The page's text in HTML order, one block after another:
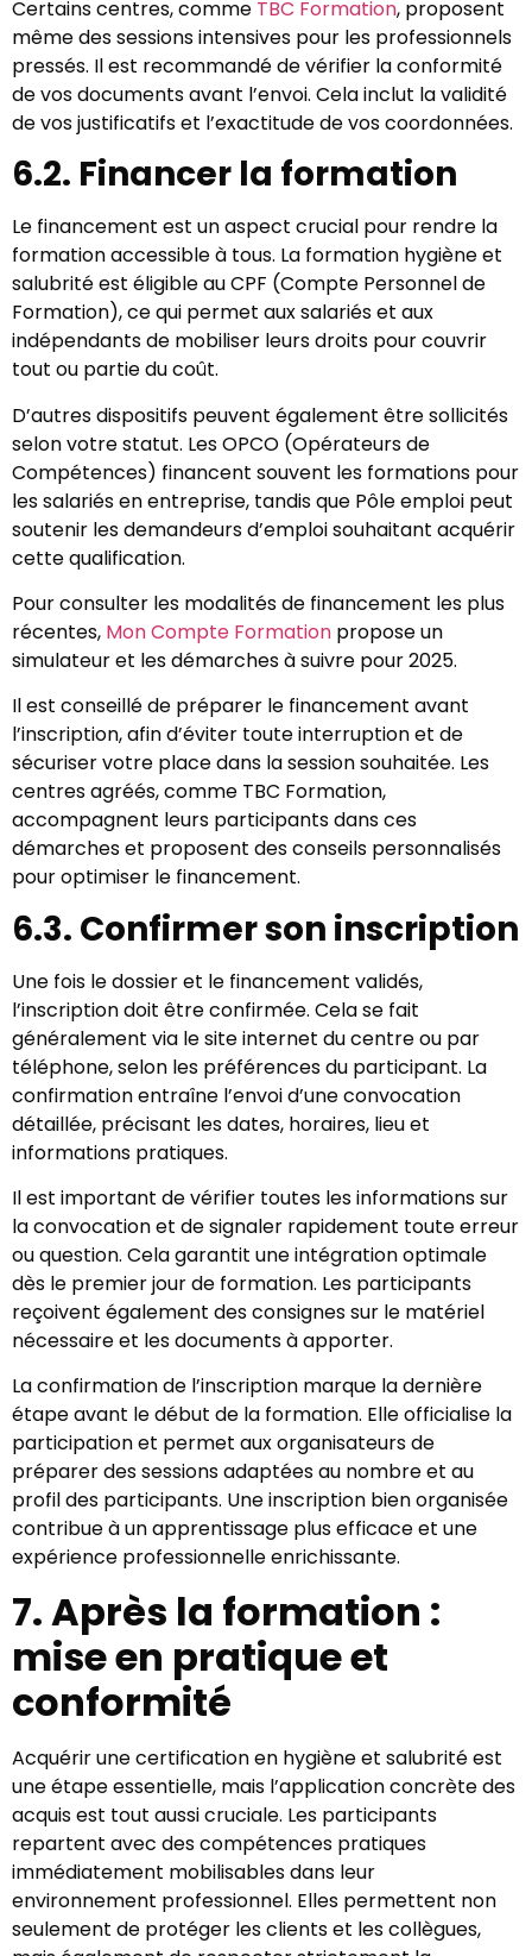
Certains centres, comme TBC Formation, proposent
même des sessions intensives pour les professionnels
pressés. Il est recommandé de vérifier la conformité
de vos documents avant l’envoi. Cela inclut la validité
de vos justificatifs et l’exactitude de vos coordonnées.
6.2. Financer la formation
Le financement est un aspect crucial pour rendre la
formation accessible à tous. La formation hygiène et
salubrité est éligible au CPF (Compte Personnel de
Formation), ce qui permet aux salariés et aux
indépendants de mobiliser leurs droits pour couvrir
tout ou partie du coût.
D’autres dispositifs peuvent également être sollicités
selon votre statut. Les OPCO (Opérateurs de
Compétences) financent souvent les formations pour
les salariés en entreprise, tandis que Pôle emploi peut
soutenir les demandeurs d’emploi souhaitant acquérir
cette qualification.
Pour consulter les modalités de financement les plus
récentes, Mon Compte Formation propose un
simulateur et les démarches à suivre pour 2025.
Il est conseillé de préparer le financement avant
l’inscription, afin d’éviter toute interruption et de
sécuriser votre place dans la session souhaitée. Les
centres agréés, comme TBC Formation,
accompagnent leurs participants dans ces
démarches et proposent des conseils personnalisés
pour optimiser le financement.
6.3. Confirmer son inscription
Une fois le dossier et le financement validés,
l’inscription doit être confirmée. Cela se fait
généralement via le site internet du centre ou par
téléphone, selon les préférences du participant. La
confirmation entraîne l’envoi d’une convocation
détaillée, précisant les dates, horaires, lieu et
informations pratiques.
Il est important de vérifier toutes les informations sur
la convocation et de signaler rapidement toute erreur
ou question. Cela garantit une intégration optimale
dès le premier jour de formation. Les participants
reçoivent également des consignes sur le matériel
nécessaire et les documents à apporter.
La confirmation de l’inscription marque la dernière
étape avant le début de la formation. Elle officialise la
participation et permet aux organisateurs de
préparer des sessions adaptées au nombre et au
profil des participants. Une inscription bien organisée
contribue à un apprentissage plus efficace et une
expérience professionnelle enrichissante.
7. Après la formation :
mise en pratique et
conformité
Acquérir une certification en hygiène et salubrité est
une étape essentielle, mais l’application concrète des
acquis est tout aussi cruciale. Les participants
repartent avec des compétences pratiques
immédiatement mobilisables dans leur
environnement professionnel. Elles permettent non
seulement de protéger les clients et les collègues,